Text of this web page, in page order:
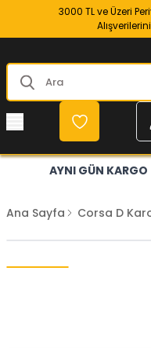
3000 TL ve Üzeri
AYNI GÜN KARGO
Ana Sayfa Corsa D